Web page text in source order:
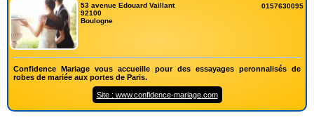
53 avenue Edouard Vaillant
92100
Boulogne
0157630095
Confidence Mariage vous accueille pour des essayages peronnalisés de
robes de mariée aux portes de Paris.
Site : www.confidence-mariage.com